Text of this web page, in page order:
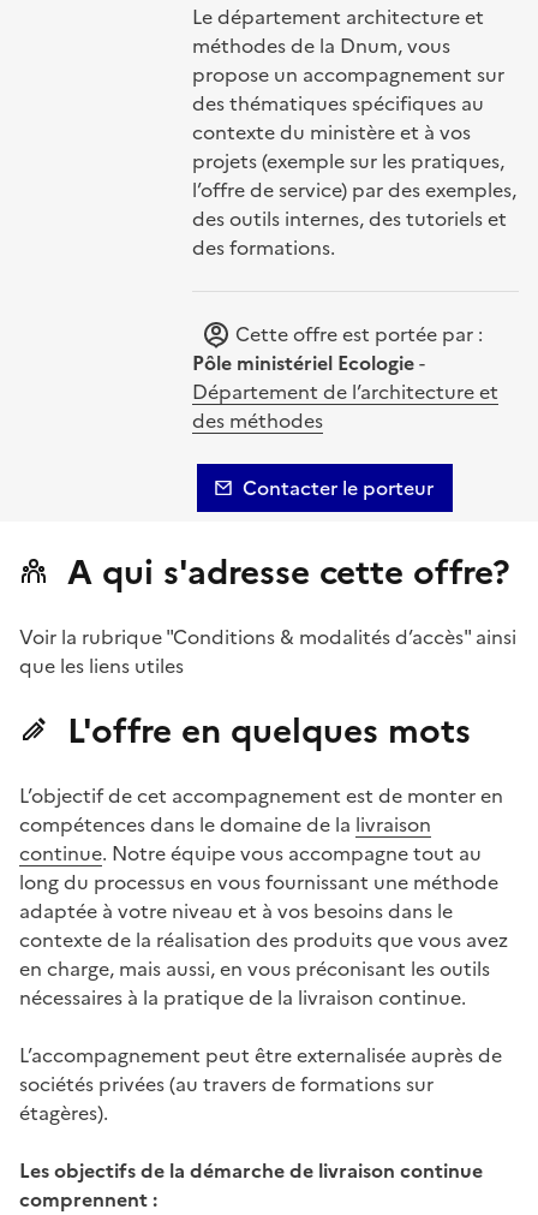
Le département architecture et
méthodes de la Dnum, vous
propose un accompagnement sur
des thématiques spécifiques au
contexte du ministère et à vos
projets (exemple sur les pratiques,
l’offre de service) par des exemples,
des outils internes, des tutoriels et
des formations.
Cette offre est portée par :
Pôle ministériel Ecologie-
Département de l’architecture et
des méthodes
Contacter le porteur
A qui s'adresse cette offre?
Voir la rubrique "Conditions & modalités d’accès" ainsi
que les liens utiles
L'offre en quelques mots
L’objectif de cet accompagnement est de monter en
compétences dans le domaine de la livraison
continue. Notre équipe vous accompagne tout au
long du processus en vous fournissant une méthode
adaptée à votre niveau et à vos besoins dans le
contexte de la réalisation des produits que vous avez
en charge, mais aussi, en vous préconisant les outils
nécessaires à la pratique de la livraison continue.
L’accompagnement peut être externalisée auprès de
sociétés privées (au travers de formations sur
étagères).
Les objectifs de la démarche de livraison continue
comprennent :